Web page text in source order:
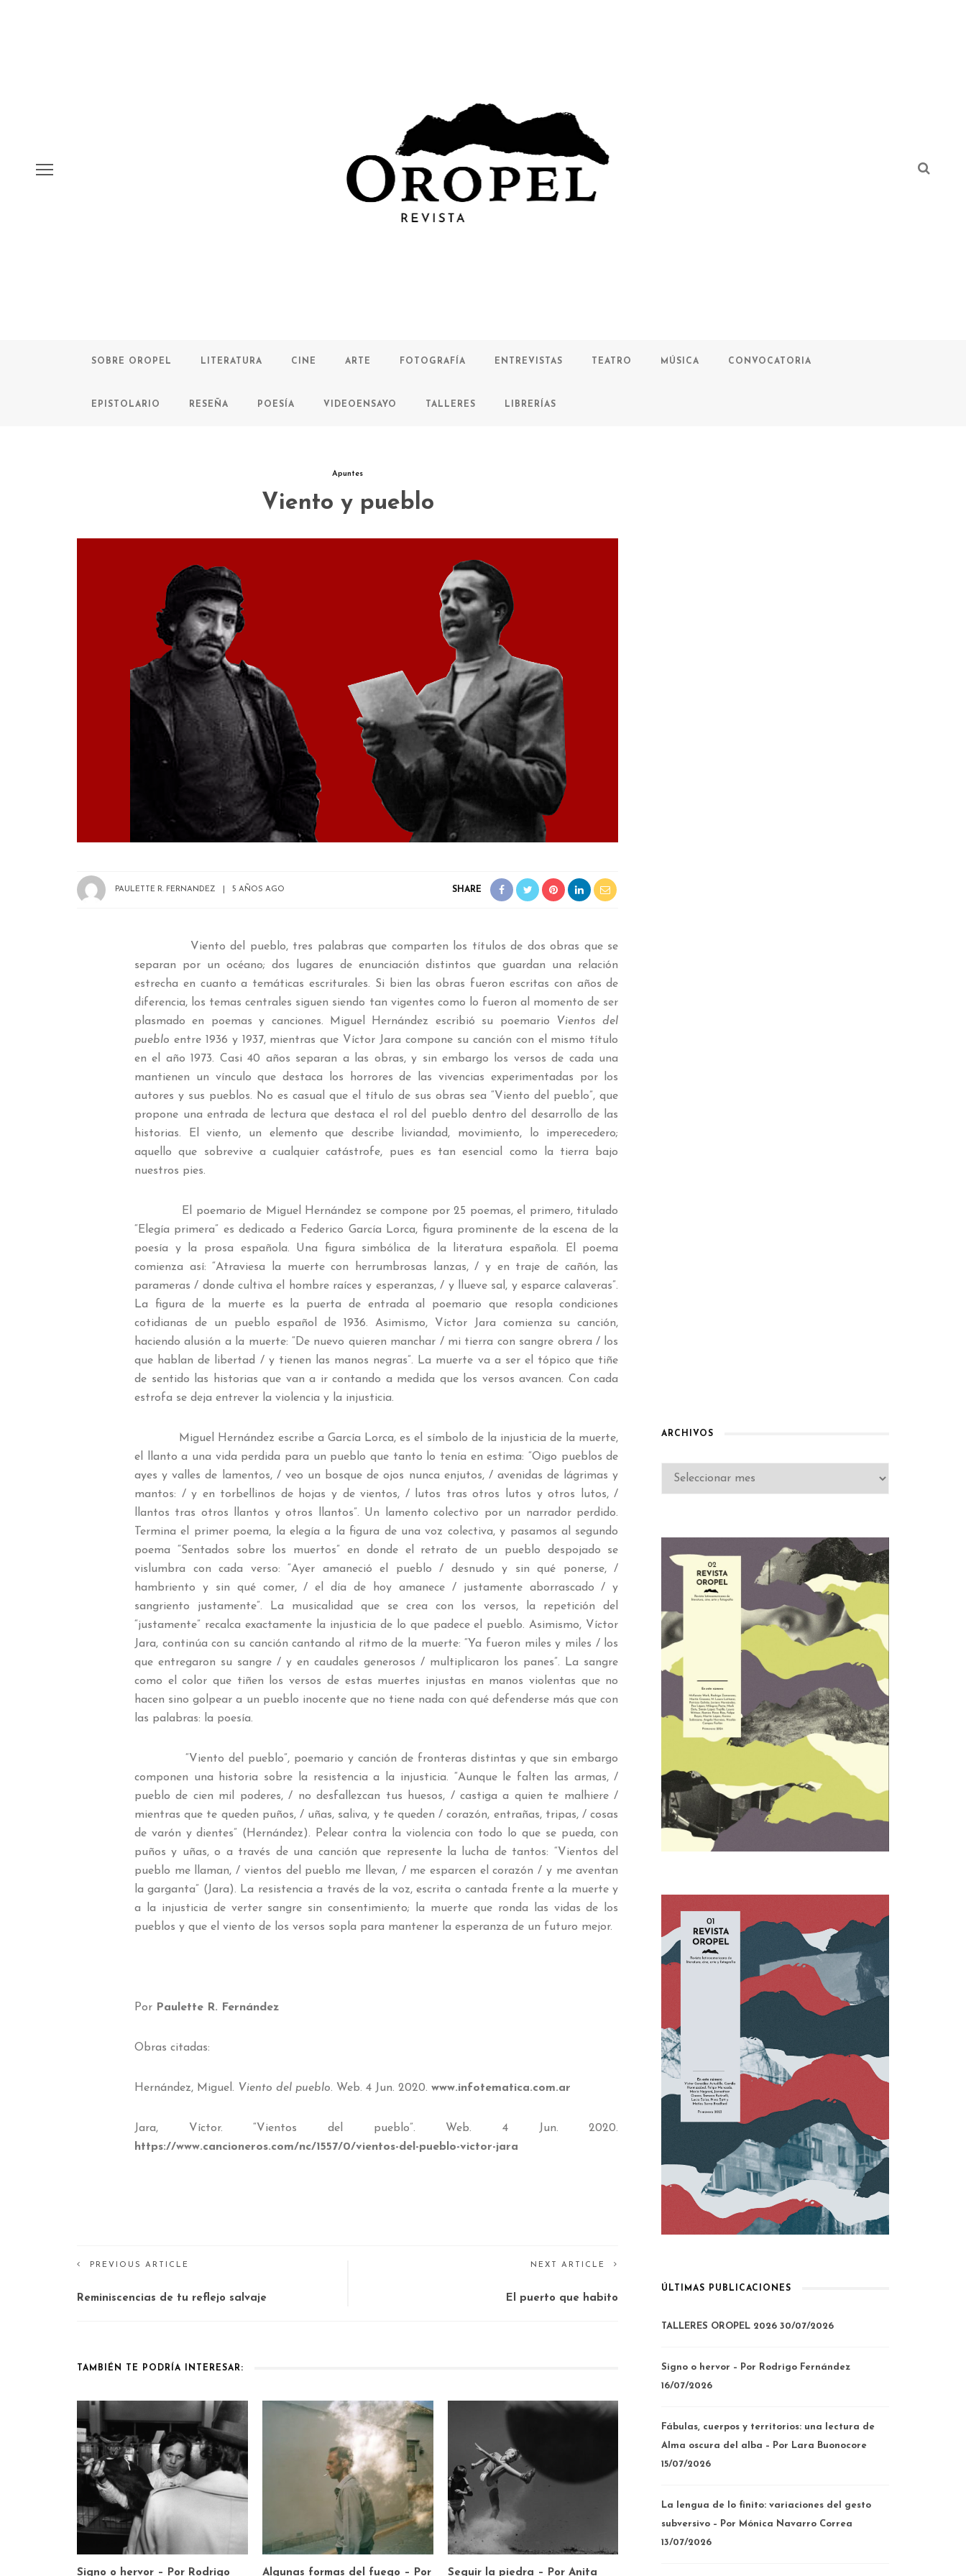
SOBRE OROPEL LITERATURA CINE ARTE FOTOGRAFÍA ENTREVISTAS TEATRO MÚSICA CONVOCATORIA
EPISTOLARIO RESEÑA POESÍA VIDEOENSAYO TALLERES LIBRERÍAS
Apuntes
Viento y pueblo
PAULETTE R. FERNANDEZ 5 AÑOS AGO SHARE
Viento del pueblo, tres palabras que comparten los títulos de dos obras que se
separan por un océano; dos lugares de enunciación distintos que guardan una relación
estrecha en cuanto a temáticas escriturales. Si bien las obras fueron escritas con años de
diferencia, los temas centrales siguen siendo tan vigentes como lo fueron al momento de ser
plasmado en poemas y canciones. Miguel Hernández escribió su poemario
Vientos del
pueblo entre 1936 y 1937, mientras que Víctor Jara compone su canción con el mismo título
en el año 1973. Casi 40 años separan a las obras, y sin embargo los versos de cada una
mantienen un vínculo que destaca los horrores de las vivencias experimentadas por los
autores y sus pueblos. No es casual que el título de sus obras sea “Viento del pueblo”, que
propone una entrada de lectura que destaca el rol del pueblo dentro del desarrollo de las
historias. El viento, un elemento que describe liviandad, movimiento, lo imperecedero;
aquello que sobrevive a cualquier catástrofe, pues es tan esencial como la tierra bajo
nuestros pies.
El poemario de Miguel Hernández se compone por 25 poemas, el primero, titulado
“Elegía primera” es dedicado a Federico García Lorca, figura prominente de la escena de la
poesía y la prosa española. Una figura simbólica de la literatura española. El poema
comienza así: “Atraviesa la muerte con herrumbrosas lanzas, / y en traje de cañón, las
parameras / donde cultiva el hombre raíces y esperanzas, / y llueve sal, y esparce calaveras”.
La figura de la muerte es la puerta de entrada al poemario que resopla condiciones
cotidianas de un pueblo español de 1936. Asimismo, Víctor Jara comienza su canción,
haciendo alusión a la muerte: “De nuevo quieren manchar / mi tierra con sangre obrera / los
que hablan de libertad / y tienen las manos negras”. La muerte va a ser el tópico que tiñe
de sentido las historias que van a ir contando a medida que los versos avancen. Con cada
estrofa se deja entrever la violencia y la injusticia.
Miguel Hernández escribe a García Lorca, es el símbolo de la injusticia de la muerte,
el llanto a una vida perdida para un pueblo que tanto lo tenía en estima: “Oigo pueblos de
ayes y valles de lamentos, / veo un bosque de ojos nunca enjutos, / avenidas de lágrimas y
mantos: / y en torbellinos de hojas y de vientos, / lutos tras otros lutos y otros lutos, /
llantos tras otros llantos y otros llantos”. Un lamento colectivo por un narrador perdido.
Termina el primer poema, la elegía a la figura de una voz colectiva, y pasamos al segundo
poema “Sentados sobre los muertos” en donde el retrato de un pueblo despojado se
vislumbra con cada verso: “Ayer amaneció el pueblo / desnudo y sin qué ponerse, /
hambriento y sin qué comer, / el día de hoy amanece / justamente aborrascado / y
sangriento justamente”. La musicalidad que se crea con los versos, la repetición del
“justamente” recalca exactamente la injusticia de lo que padece el pueblo. Asimismo, Víctor
Jara, continúa con su canción cantando al ritmo de la muerte: “Ya fueron miles y miles / los
que entregaron su sangre / y en caudales generosos / multiplicaron los panes”. La sangre
como el color que tiñen los versos de estas muertes injustas en manos violentas que no
hacen sino golpear a un pueblo inocente que no tiene nada con qué defenderse más que con
las palabras: la poesía.
“Viento del pueblo”, poemario y canción de fronteras distintas y que sin embargo
componen una historia sobre la resistencia a la injusticia. “Aunque le falten las armas, /
pueblo de cien mil poderes, / no desfallezcan tus huesos, / castiga a quien te malhiere /
mientras que te queden puños, / uñas, saliva, y te queden / corazón, entrañas, tripas, / cosas
de varón y dientes” (Hernández). Pelear contra la violencia con todo lo que se pueda, con
puños y uñas, o a través de una canción que represente la lucha de tantos: “Vientos del
pueblo me llaman, / vientos del pueblo me llevan, / me esparcen el corazón / y me aventan
la garganta” (Jara). La resistencia a través de la voz, escrita o cantada frente a la muerte y
a la injusticia de verter sangre sin consentimiento; la muerte que ronda las vidas de los
pueblos y que el viento de los versos sopla para mantener la esperanza de un futuro mejor.
Por Paulette R. Fernández
Obras citadas:
Hernández, Miguel. Viento del pueblo. Web. 4 Jun. 2020. www.infotematica.com.ar
Jara, Víctor. “Vientos del pueblo”. Web. 4 Jun. 2020.
https://www.cancioneros.com/nc/1557/0/vientos-del-pueblo-victor-jara
PREVIOUS ARTICLE
Reminiscencias de tu reflejo salvaje
NEXT ARTICLE
El puerto que habito
TAMBIÉN TE PODRÍA INTERESAR:
Signo o hervor – Por Rodrigo Algunas formas del fuego – Por Seguir la piedra – Por Anita
ARCHIVOS
ÚLTIMAS PUBLICACIONES
TALLERES OROPEL 2026 30/07/2026
Signo o hervor – Por Rodrigo Fernández
16/07/2026
Fábulas, cuerpos y territorios: una lectura de
Alma oscura del alba – Por Lara Buonocore
15/07/2026
La lengua de lo finito: variaciones del gesto
subversivo – Por Mónica Navarro Correa
13/07/2026